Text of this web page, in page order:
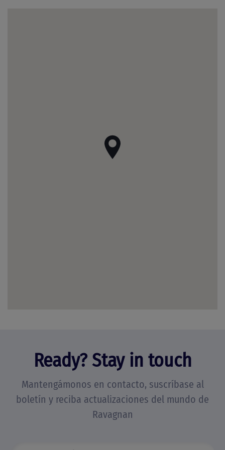
Ready? Stay in touch
Mantengámonos en contacto, suscríbase al
boletín y reciba actualizaciones del mundo de
Ravagnan